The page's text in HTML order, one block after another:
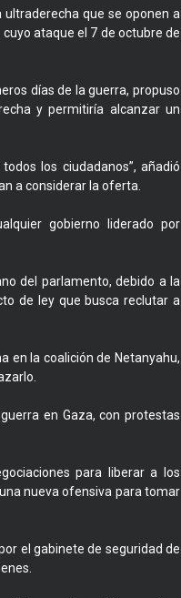
ultraderecha que se oponen a
ataque el 7 de octubre de
días de la guerra, propuso
y permitiría alcanzar un
los ciudadanos”, añadió
a considerar la oferta.
gobierno liderado por
del parlamento, debido a la
de ley que busca reclutar a
en la coalición de Netanyahu,
en Gaza, con protestas
para liberar a los
nueva ofensiva para tomar
el gabinete de seguridad de